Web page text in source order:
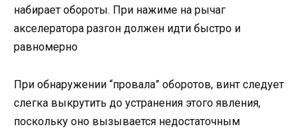
набирает обороты. При нажиме на рычаг
акселератора разгон должен идти быстро и
равномерно
При обнаружении “провала” оборотов, винт следует
слегка выкрутить до устранения этого явления,
поскольку оно вызывается недостаточным